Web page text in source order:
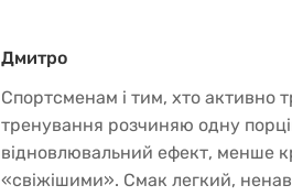
Дмитро
Спортсменам і тим, хто активно
тренування розчиняю одну
відновлювальний ефект, менше
«свіжішими». Смак легкий,